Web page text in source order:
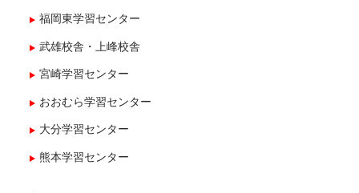
福岡東学習センター
武雄校舎・上峰校舎
宮崎学習センター
おおむら学習センター
大分学習センター
熊本学習センター